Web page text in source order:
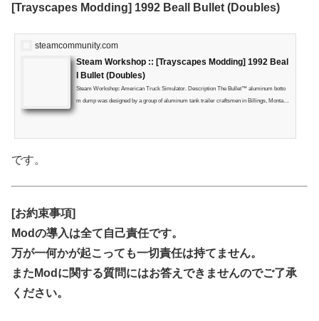
[Trayscapes Modding] 1992 Beall Bullet (Doubles)
steamcommunity.com
Steam Workshop :: [Trayscapes Modding] 1992 Beal
l Bullet (Doubles)
Steam Workshop: American Truck Simulator. Description The Bullet™ aluminum botto
m dump was designed by a group of aluminum tank trailer craftsmen in Billings, Montana
です。
[お約束事項]
Modの導入は全て自己責任です。
万が一何かが起こっても一切責任は持てません。
またModに関する質問にはお答えできませんのでご了承
ください。